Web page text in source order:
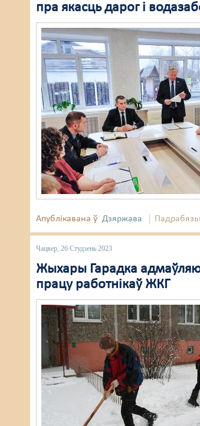
пра якасць дарог і
Апублікавана ў Дзяржава
Чацвер, 26 Студзень 2023
Жыхары Гарадка
працу работнікаў ЖКГ